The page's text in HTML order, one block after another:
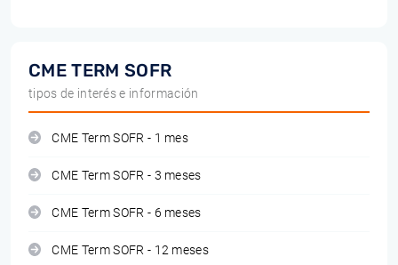
CME TERM SOFR
tipos de interés e información
CME Term SOFR - 1 mes
CME Term SOFR - 3 meses
CME Term SOFR - 6 meses
CME Term SOFR - 12 meses